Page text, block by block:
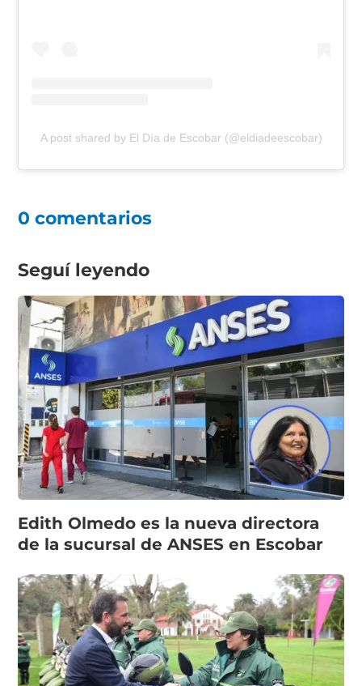
A post shared by El Día de Escobar (@eldiadeescobar)
0 comentarios
Seguí leyendo
Edith Olmedo es la nueva directora
de la sucursal de ANSES en Escobar